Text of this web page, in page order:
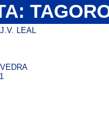
LEAL